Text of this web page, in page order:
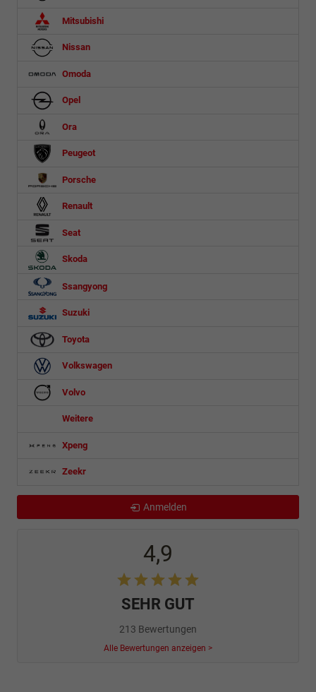
Mitsubishi
Nissan
Omoda
Opel
Ora
Peugeot
Porsche
Renault
Seat
Skoda
Ssangyong
Suzuki
Toyota
Volkswagen
Volvo
Weitere
Xpeng
Zeekr
Anmelden
4,9
SEHR GUT
213 Bewertungen
Alle Bewertungen anzeigen >